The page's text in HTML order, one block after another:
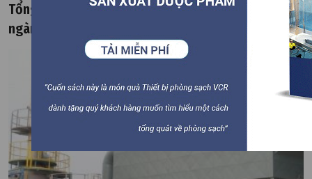
Tổng quan về các loại lọc khí trong phòng sạch
ngành thực phẩm